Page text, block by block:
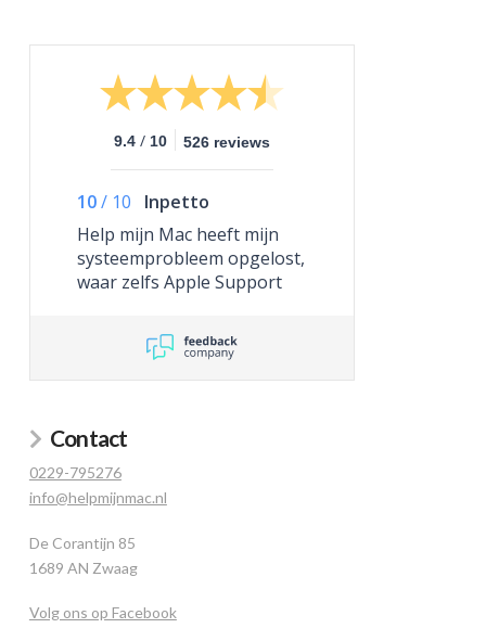
9.4 / 10 526 reviews
10/ 10
Inpetto
Help mijn Mac heeft mijn
systeemprobleem opgelost,
waar zelfs Apple Support
Contact
0229-795276
info@helpmijnmac.nl
De Corantijn 85
1689 AN Zwaag
Volg ons op Facebook